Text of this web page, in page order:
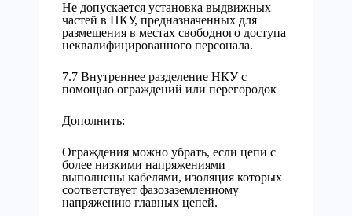
Не допускается установка выдвижных
частей в НКУ, предназначенных для
размещения в местах свободного доступа
неквалифицированного персонала.
7.7 Внутреннее разделение НКУ с
помощью ограждений или перегородок
Дополнить:
Ограждения можно убрать, если цепи с
более низкими напряжениями
выполнены кабелями, изоляция которых
соответствует фазозаземленному
напряжению главных цепей.